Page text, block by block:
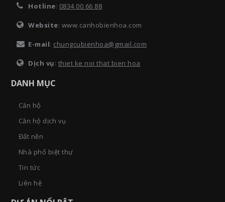
Hotline: 0834 00 66 88
Website: www.canhobienhoa.com
E-mail: chungcubienhoa@gmail.com
Dịch vụ: thiet ke noi that bien hoa
DANH MỤC
Căn hộ
Căn hộ dịch vụ
Đất nền
Nhà phố biệt thự
Tin tức
Liên hệ